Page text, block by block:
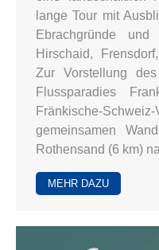
lange Tour mit
Ebrachgründe
Hirschaid,
Zur Vorstellung
Flussparadies
Fränkische-
gemeinsamen
Rothensand (6 km)
MEHR DAZU